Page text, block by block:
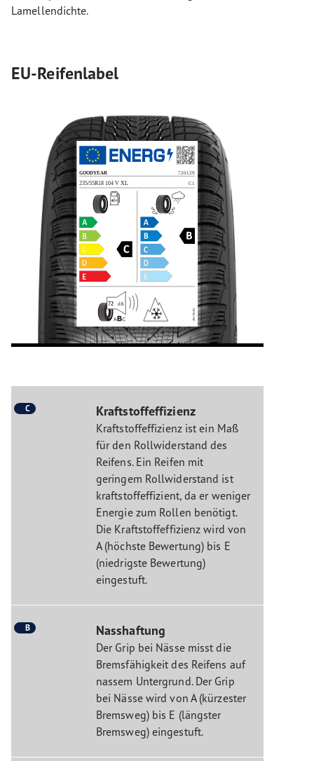
Lamellendichte.
EU-Reifenlabel
C Kraftstoffeffizienz
Kraftstoffeffizienz ist ein Maß
für den Rollwiderstand des
Reifens. Ein Reifen mit
geringem Rollwiderstand ist
kraftstoffeffizient, da er weniger
Energie zum Rollen benötigt.
Die Kraftstoffeffizienz wird von
A (höchste Bewertung) bis E
(niedrigste Bewertung)
eingestuft.
B Nasshaftung
Der Grip bei Nässe misst die
Bremsfähigkeit des Reifens auf
nassem Untergrund. Der Grip
bei Nässe wird von A (kürzester
Bremsweg) bis E (längster
Bremsweg) eingestuft.